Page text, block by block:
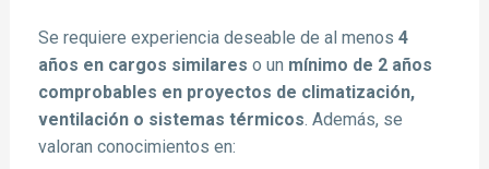
Se requiere experiencia deseable de al menos 4
años en cargos similares o un mínimo de 2 años
comprobables en proyectos de climatización,
ventilación o sistemas térmicos. Además, se
valoran conocimientos en: